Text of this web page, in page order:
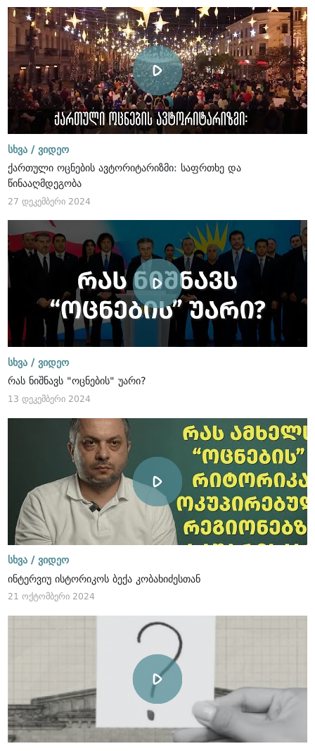
სხვა / ვიდეო
ქართული ოცნების ავტორიტარიზმი: საფრთხე და
წინააღმდეგობა
27 დეკემბერი 2024
სხვა / ვიდეო
რას ნიშნავს "ოცნების" უარი?
13 დეკემბერი 2024
სხვა / ვიდეო
ინტერვიუ ისტორიკოს ბექა კობახიძესთან
21 ოქტომბერი 2024